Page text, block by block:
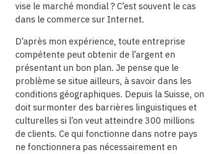
vise le marché mondial ? C’est souvent le cas
dans le commerce sur Internet.
D’après mon expérience, toute entreprise
compétente peut obtenir de l’argent en
présentant un bon plan. Je pense que le
problème se situe ailleurs, à savoir dans les
conditions géographiques. Depuis la Suisse, on
doit surmonter des barrières linguistiques et
culturelles si l’on veut atteindre 300 millions
de clients. Ce qui fonctionne dans notre pays
ne fonctionnera pas nécessairement en